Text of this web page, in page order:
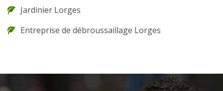
Jardinier Lorges
Entreprise de débroussaillage Lorges